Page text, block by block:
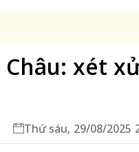
xét
Thứ sáu, 29/08/2025